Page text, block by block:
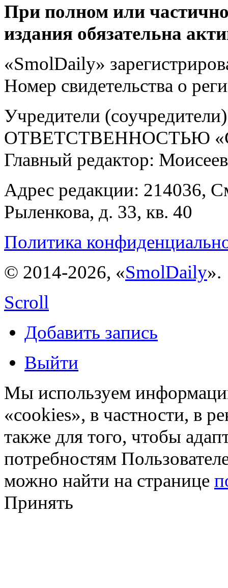
При полном или
издания обязательна
«SmolDaily»
Номер свидетельства о
Учредители
ОТВЕТСТВЕННОСТЬЮ
Главный редактор:
Адрес редакции: 214036,
Рыленкова, д. 33, кв. 40
Политика
© 2014-2026, «SmolDaily».
Scroll
Добавить запись
Выйти
Мы используем
«cookies», в частности, в
также для того, чтобы
потребностям
можно найти на странице
Принять